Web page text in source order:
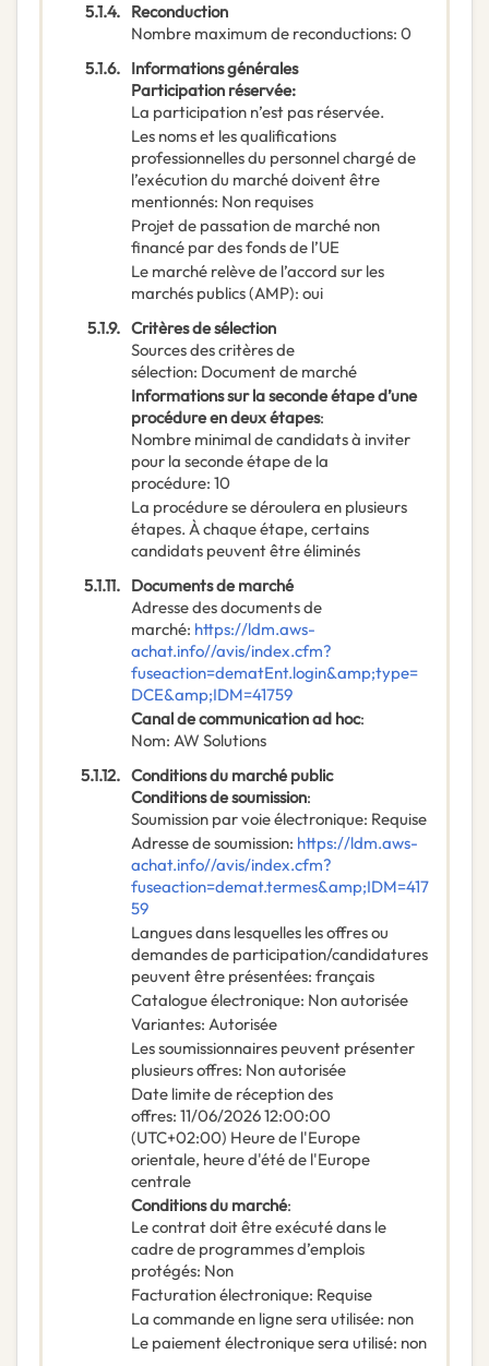
5.1.4. Reconduction
Nombre maximum de reconductions: 0
5.1.6. Informations générales
Participation réservée:
La participation n’est pas réservée.
Les noms et les qualifications
professionnelles du personnel chargé de
l’exécution du marché doivent être
mentionnés: Non requises
Projet de passation de marché non
financé par des fonds de l’UE
Le marché relève de l’accord sur les
marchés publics (AMP): oui
5.1.9. Critères de sélection
Sources des critères de
sélection: Document de marché
Informations sur la seconde étape d’une
procédure en deux étapes:
Nombre minimal de candidats à inviter
pour la seconde étape de la
procédure: 10
La procédure se déroulera en plusieurs
étapes. À chaque étape, certains
candidats peuvent être éliminés
5.1.11. Documents de marché
Adresse des documents de
marché: https://ldm.aws-
achat.info//avis/index.cfm?
fuseaction=dematEnt.login&amp;type=
DCE&amp;IDM=41759
Canal de communication ad hoc:
Nom: AW Solutions
5.1.12. Conditions du marché public
Conditions de soumission:
Soumission par voie électronique: Requise
Adresse de soumission: https://ldm.aws-
achat.info//avis/index.cfm?
fuseaction=demat.termes&amp;IDM=417
59
Langues dans lesquelles les offres ou
demandes de participation/candidatures
peuvent être présentées: français
Catalogue électronique: Non autorisée
Variantes: Autorisée
Les soumissionnaires peuvent présenter
plusieurs offres: Non autorisée
Date limite de réception des
offres: 11/06/202612:00:00
(UTC+02:00) Heure de l'Europe
orientale, heure d'été de l'Europe
centrale
Conditions du marché:
Le contrat doit être exécuté dans le
cadre de programmes d’emplois
protégés: Non
Facturation électronique: Requise
La commande en ligne sera utilisée: non
Le paiement électronique sera utilisé: non